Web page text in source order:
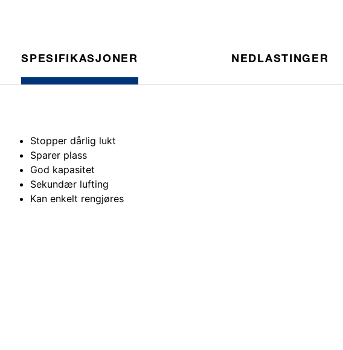
SPESIFIKASJONER NEDLASTINGER
Stopper dårlig lukt
Sparer plass
God kapasitet
Sekundær lufting
Kan enkelt rengjøres